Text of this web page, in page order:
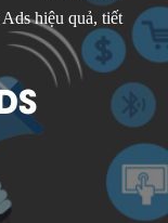
hiệu quả, tiết